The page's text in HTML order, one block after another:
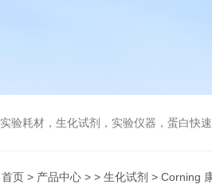
实验耗材，生化试剂，实验仪器，蛋白快
首页 > 产品中心 > > 生化试剂 > Corning